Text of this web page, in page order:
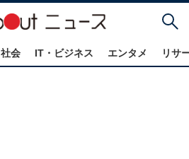
社会 IT・ビジネス エンタメ リサ